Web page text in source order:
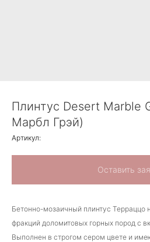
Плинтус Desert Marble
Марбл Грэй)
Артикул:
Оставить
Бетонно-мозаичный плинтус Терраццо
фракций доломитовых горных пород с
Выполнен в строгом сером цвете и